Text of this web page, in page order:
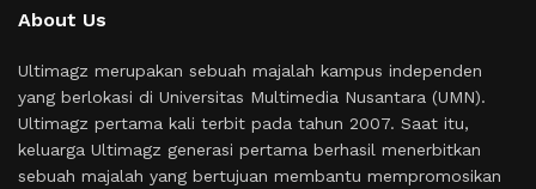
About Us
Ultimagz merupakan sebuah majalah kampus independen
yang berlokasi di Universitas Multimedia Nusantara (UMN).
Ultimagz pertama kali terbit pada tahun 2007. Saat itu,
keluarga Ultimagz generasi pertama berhasil menerbitkan
sebuah majalah yang bertujuan membantu mempromosikan